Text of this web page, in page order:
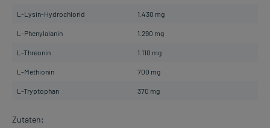
L-Lysin-Hydrochlorid 1.430 mg
L-Phenylalanin 1.290 mg
L-Threonin 1.110 mg
L-Methionin 700 mg
L-Tryptophan 370 mg
Zutaten: